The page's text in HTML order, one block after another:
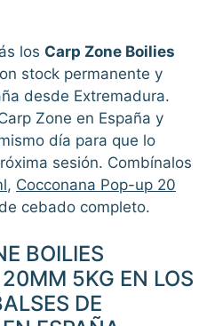
los Carp Zone Boilies
stock permanente y
desde Extremadura.
Zone en España y
día para que lo
sesión. Combínalos
, Cocconana Pop-up 20
cebado completo.
BOILIES
5KG EN LOS
DE